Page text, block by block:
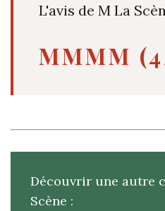
L'avis de M La
MMMM
Découvrir une autre
Scène :